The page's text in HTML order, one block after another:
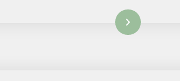
Lire la suite